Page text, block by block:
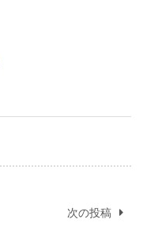
次の投稿